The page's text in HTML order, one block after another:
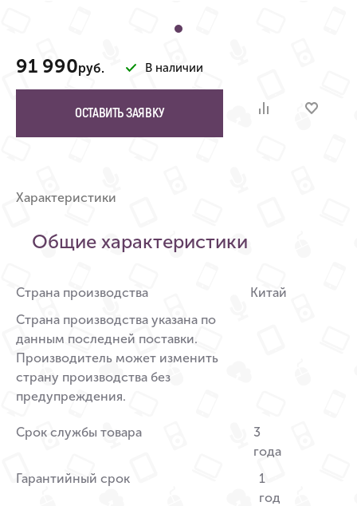
91 990руб. В наличии
ОСТАВИТЬ ЗАЯВКУ
Характеристики
Общие характеристики
Страна производства
Страна производства указана по
данным последней поставки.
Производитель может изменить
страну производства без
предупреждения.
Китай
Срок службы товара
3
года
Гарантийный срок
1
год